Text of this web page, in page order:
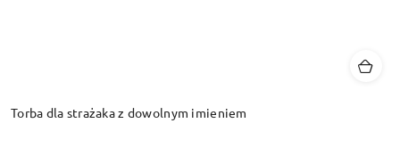
Torba dla strażaka z dowolnym imieniem